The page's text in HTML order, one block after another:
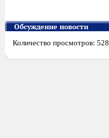
Обсуждение новости
Количество просмотров: 528